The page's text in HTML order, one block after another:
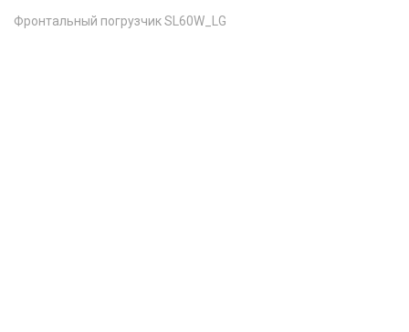
Фронтальный погрузчик SL60W_LG